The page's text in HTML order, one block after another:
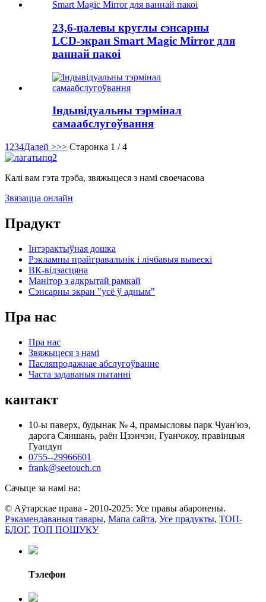
23,6-цалевы круглы сэнсарны
LCD-экран Smart Magic Mirror для
ваннай пакоі
Індывідуальны тэрмінал
самаабслугоўвання
1 234Далей >>> Старонка 1 / 4
Калі вам гэта трэба, звяжыцеся з намі своечасова
Звязацца онлайн
Прадукт
Інтэрактыўная дошка
Рэкламны прайгравальнік і лічбавыя вывескі
ВК-відэасцяна
Манітор з адкрытай рамкай
Сэнсарны экран "усё ў адным"
Пра нас
Пра нас
Звяжыцеся з намі
Пасляпродажнае абслугоўванне
Часта задаваныя пытанні
кантакт
10-ы паверх, будынак № 4, прамысловы парк Чуан'юэ,
дарога Сяншань, раён Цзэнчэн, Гуанчжоу, правінцыя
Гуандун
0755--29966601
frank@seetouch.cn
Сачыце за намі на:
© Аўтарскае права - 2010-2025: Усе правы абаронены.
Рэкамендаваныя тавары, Мапа сайта, Усе прадукты, ТОП-
БЛОГ, ТОП ПОШУКУ
Тэлефон